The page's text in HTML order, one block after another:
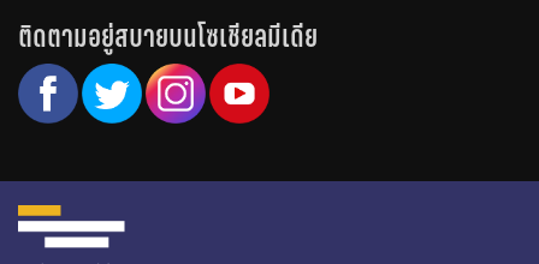
ติดตามอยู่สบายบนโซเชียลมีเดีย